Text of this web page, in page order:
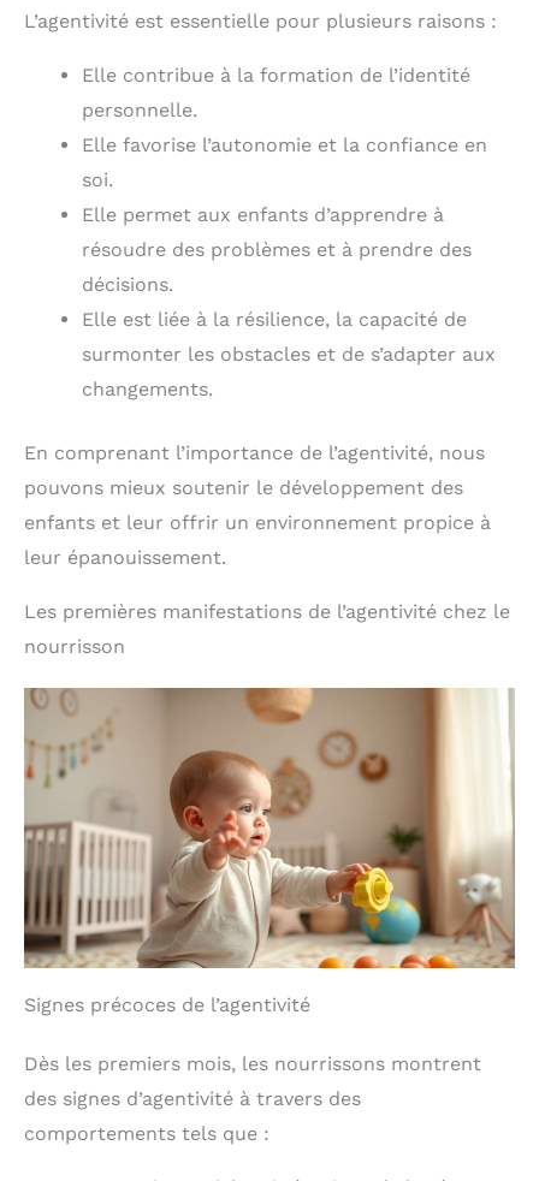
L’agentivité est essentielle pour plusieurs raisons :
Elle contribue à la formation de l’identité
personnelle.
Elle favorise l’autonomie et la confiance en
soi.
Elle permet aux enfants d’apprendre à
résoudre des problèmes et à prendre des
décisions.
Elle est liée à la résilience, la capacité de
surmonter les obstacles et de s’adapter aux
changements.
En comprenant l’importance de l’agentivité, nous
pouvons mieux soutenir le développement des
enfants et leur offrir un environnement propice à
leur épanouissement.
Les premières manifestations de l’agentivité chez le
nourrisson
Signes précoces de l’agentivité
Dès les premiers mois, les nourrissons montrent
des signes d’agentivité à travers des
comportements tels que :